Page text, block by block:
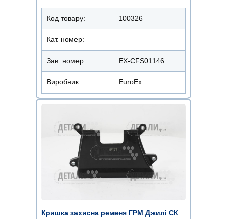
Код товару: 100326
Кат. номер:
Зав. номер: EX-CFS01146
Виробник EuroEx
Кришка захисна ременя ГРМ Джилі СК